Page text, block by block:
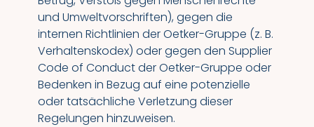
und Umweltvorschriften), gegen die
internen Richtlinien der Oetker-Gruppe (z. B.
Verhaltenskodex) oder gegen den Supplier
Code of Conduct der Oetker-Gruppe oder
Bedenken in Bezug auf eine potenzielle
oder tatsächliche Verletzung dieser
Regelungen hinzuweisen.